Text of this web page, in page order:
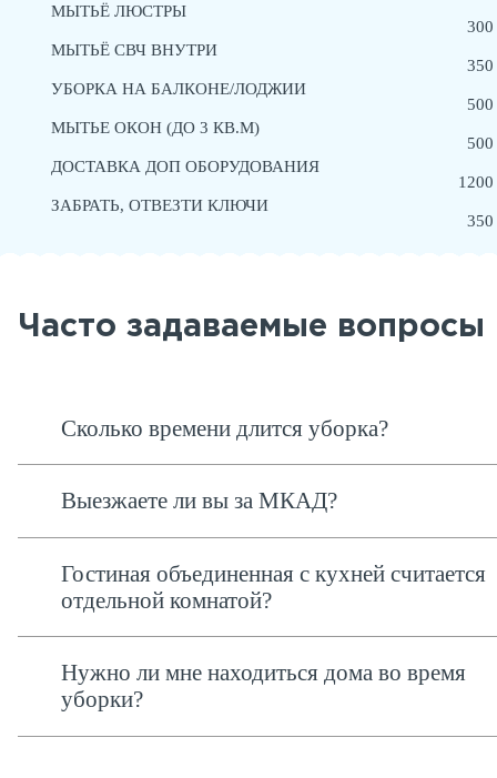
МЫТЬЁ ЛЮСТРЫ
МЫТЬЁ СВЧ ВНУТРИ
УБОРКА НА БАЛКОНЕ/ЛОДЖИИ
МЫТЬЕ ОКОН (ДО 3 КВ.М)
ДОСТАВКА ДОП ОБОРУДОВАНИЯ
ЗАБРАТЬ, ОТВЕЗТИ КЛЮЧИ
Часто задаваемые вопросы
Сколько времени длится уборка?
Выезжаете ли вы за МКАД?
Гостиная объединенная с кухней считается
отдельной комнатой?
Нужно ли мне находиться дома во время
уборки?